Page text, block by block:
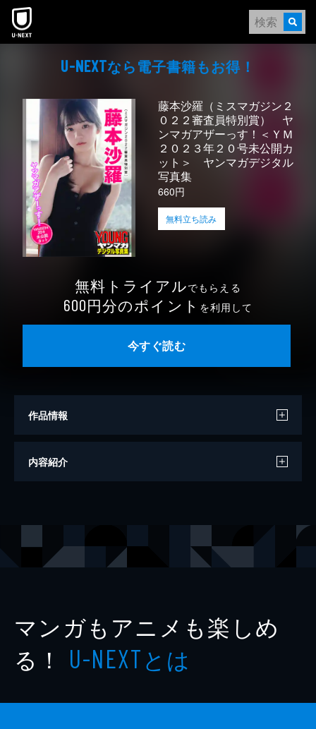
本文へスキップ
U-NEXTなら電⼦書籍もお得！
藤本沙羅（ミスマガジン２
０２２審査員特別賞） ヤ
ンマガアザーっす！＜ＹＭ
２０２３年２０号未公開カ
ット＞ ヤンマガデジタル
写真集
660円
無料立ち読み
無料トライアルでもらえる
600円分のポイント を利用して
今すぐ読む
作品情報
モデル
内容紹介
マンガもアニメも楽しめ
る！ U-NEXTとは